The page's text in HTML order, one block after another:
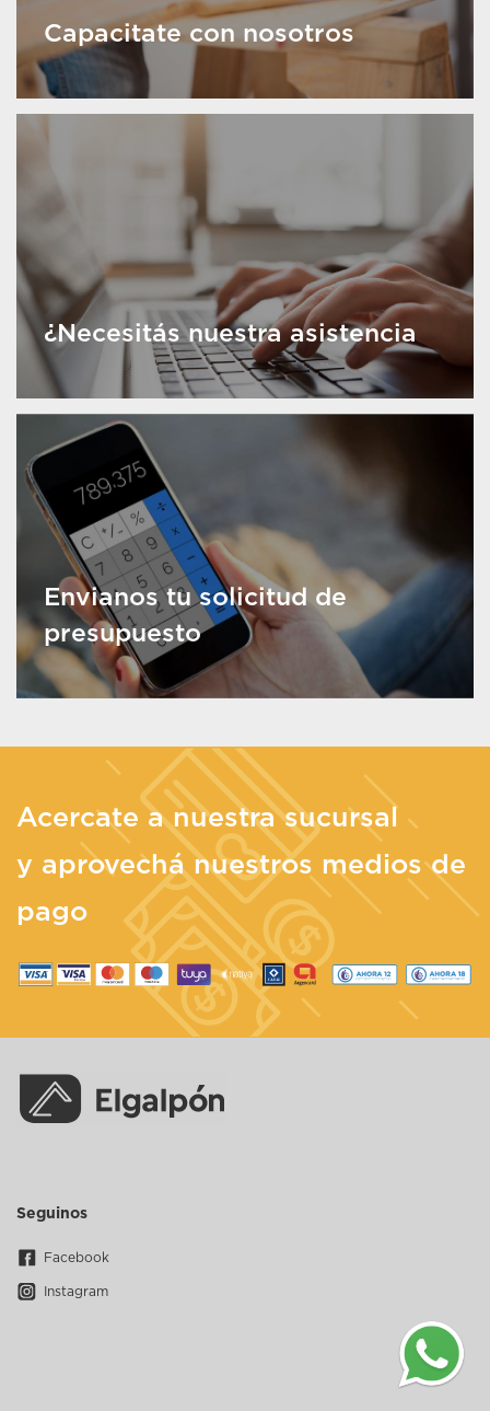
Capacitate con nosotros
¿Necesitás nuestra asistencia
Envianos tu solicitud de
presupuesto
Acercate a nuestra sucursal
y aprovechá nuestros medios de
pago
Seguinos
Facebook
Instagram